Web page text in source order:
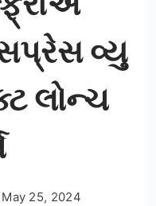
વ્યુ
લોન્ચ
May 25, 2024